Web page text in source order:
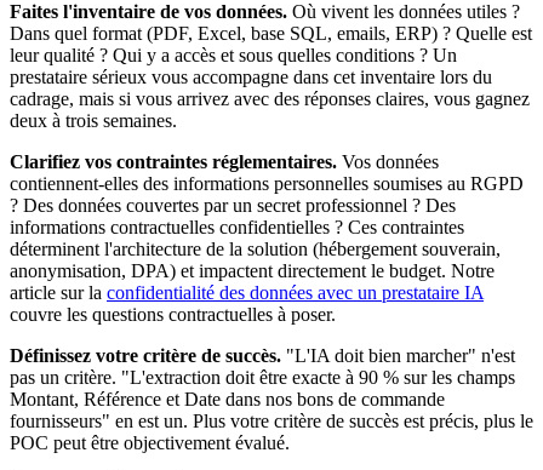
Faites l'inventaire de vos données. Où vivent les données utiles ?
Dans quel format (PDF, Excel, base SQL, emails, ERP) ? Quelle est
leur qualité ? Qui y a accès et sous quelles conditions ? Un
prestataire sérieux vous accompagne dans cet inventaire lors du
cadrage, mais si vous arrivez avec des réponses claires, vous gagnez
deux à trois semaines.
Clarifiez vos contraintes réglementaires. Vos données
contiennent-elles des informations personnelles soumises au RGPD
? Des données couvertes par un secret professionnel ? Des
informations contractuelles confidentielles ? Ces contraintes
déterminent l'architecture de la solution (hébergement souverain,
anonymisation, DPA) et impactent directement le budget. Notre
article sur la confidentialité des données avec un prestataire IA
couvre les questions contractuelles à poser.
Définissez votre critère de succès. "L'IA doit bien marcher" n'est
pas un critère. "L'extraction doit être exacte à 90 % sur les champs
Montant, Référence et Date dans nos bons de commande
fournisseurs" en est un. Plus votre critère de succès est précis, plus le
POC peut être objectivement évalué.